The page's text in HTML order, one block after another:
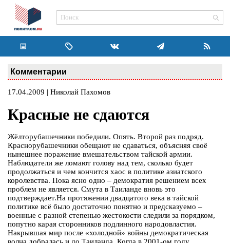
Комментарии
17.04.2009 | Николай Пахомов
Красные не сдаются
Жёлторубашечники победили. Опять. Второй раз подряд.
Краснорубашечники обещают не сдаваться, объясняя своё
нынешнее поражение вмешательством тайской армии.
Наблюдатели же ломают голову над тем, сколько будет
продолжаться и чем кончится хаос в политике азиатского
королевства. Пока ясно одно – демократия решением всех
проблем не является. Смута в Таиланде вновь это
подтверждает.На протяжении двадцатого века в тайской
политике всё было достаточно понятно и предсказуемо –
военные с разной степенью жестокости следили за порядком,
попутно карая сторонников подлинного народовластия.
Накрывшая мир после «холодной» войны демократическая